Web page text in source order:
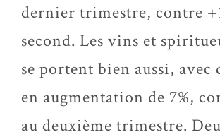
dernier trimestre, contre
second. Les vins et
se portent bien aussi, avec
en augmentation de 7%,
au deuxième trimestre.